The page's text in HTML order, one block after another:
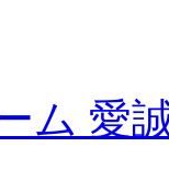
ム 愛